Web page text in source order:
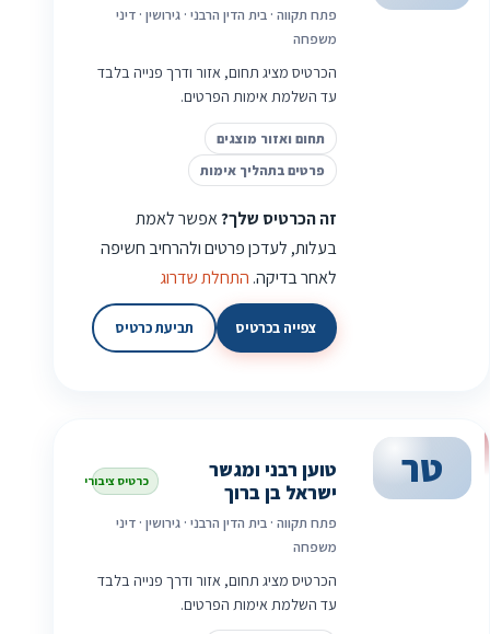
פתח תקווה · בית הדין הרבני · גירושין · דיני
משפחה
הכרטיס מציג תחום, אזור ודרך פנייה בלבד
עד השלמת אימות הפרטים.
תחום ואזור מוצגים
פרטים בתהליך אימות
זה הכרטיס שלך?אפשר לאמת
בעלות, לעדכן פרטים ולהרחיב חשיפה
לאחר בדיקה. התחלת שדרוג
צפייה בכרטיס תביעת כרטיס
טר
טוען רבני ומגשר
ישראל בן ברוך
כרטיס ציבורי
פתח תקווה · בית הדין הרבני · גירושין · דיני
משפחה
הכרטיס מציג תחום, אזור ודרך פנייה בלבד
עד השלמת אימות הפרטים.